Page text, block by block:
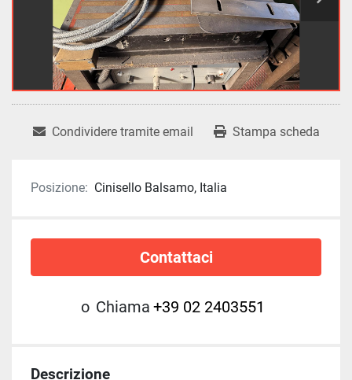
Condividere tramite email Stampa scheda
Posizione: Cinisello Balsamo, Italia
Contattaci
o Chiama +39 02 2403551
Descrizione